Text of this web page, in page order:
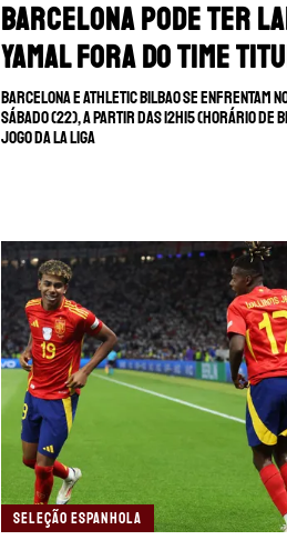
Barcelona pode ter
Yamal fora do time
Barcelona e Athletic Bilbao se enfrentam
sábado (22), a partir das 12h15 (horário de
jogo da La Liga
SELEÇÃO ESPANHOLA